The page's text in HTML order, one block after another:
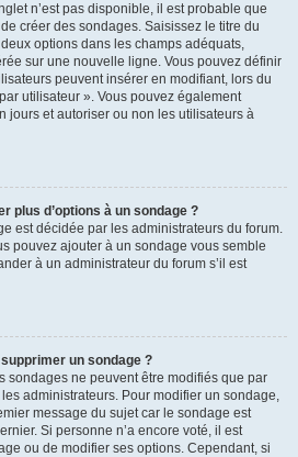
n’est pas disponible, il est probable que
créer des sondages. Saisissez le titre du
options dans les champs adéquats,
sur une nouvelle ligne. Vous pouvez définir
peuvent insérer en modifiant, lors du
utilisateur ». Vous pouvez également
jours et autoriser ou non les utilisateurs à
plus d’options à un sondage ?
est décidée par les administrateurs du forum.
pouvez ajouter à un sondage vous semble
à un administrateur du forum s’il est
un sondage ?
sondages ne peuvent être modifiés que par
administrateurs. Pour modifier un sondage,
message du sujet car le sondage est
Si personne n’a encore voté, il est
ou de modifier ses options. Cependant, si